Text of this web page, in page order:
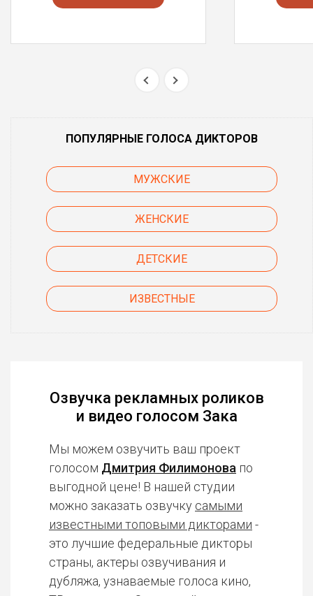
ПОПУЛЯРНЫЕ ГОЛОСА ДИКТОРОВ
МУЖСКИЕ
ЖЕНСКИЕ
ДЕТСКИЕ
ИЗВЕСТНЫЕ
Озвучка рекламных роликов
и видео голосом Зака
Мы можем озвучить ваш проект
голосом Дмитрия Филимонова по
выгодной цене! В нашей студии
можно заказать озвучку самыми
известными топовыми дикторами -
это лучшие федеральные дикторы
страны, актеры озвучивания и
дубляжа, узнаваемые голоса кино,